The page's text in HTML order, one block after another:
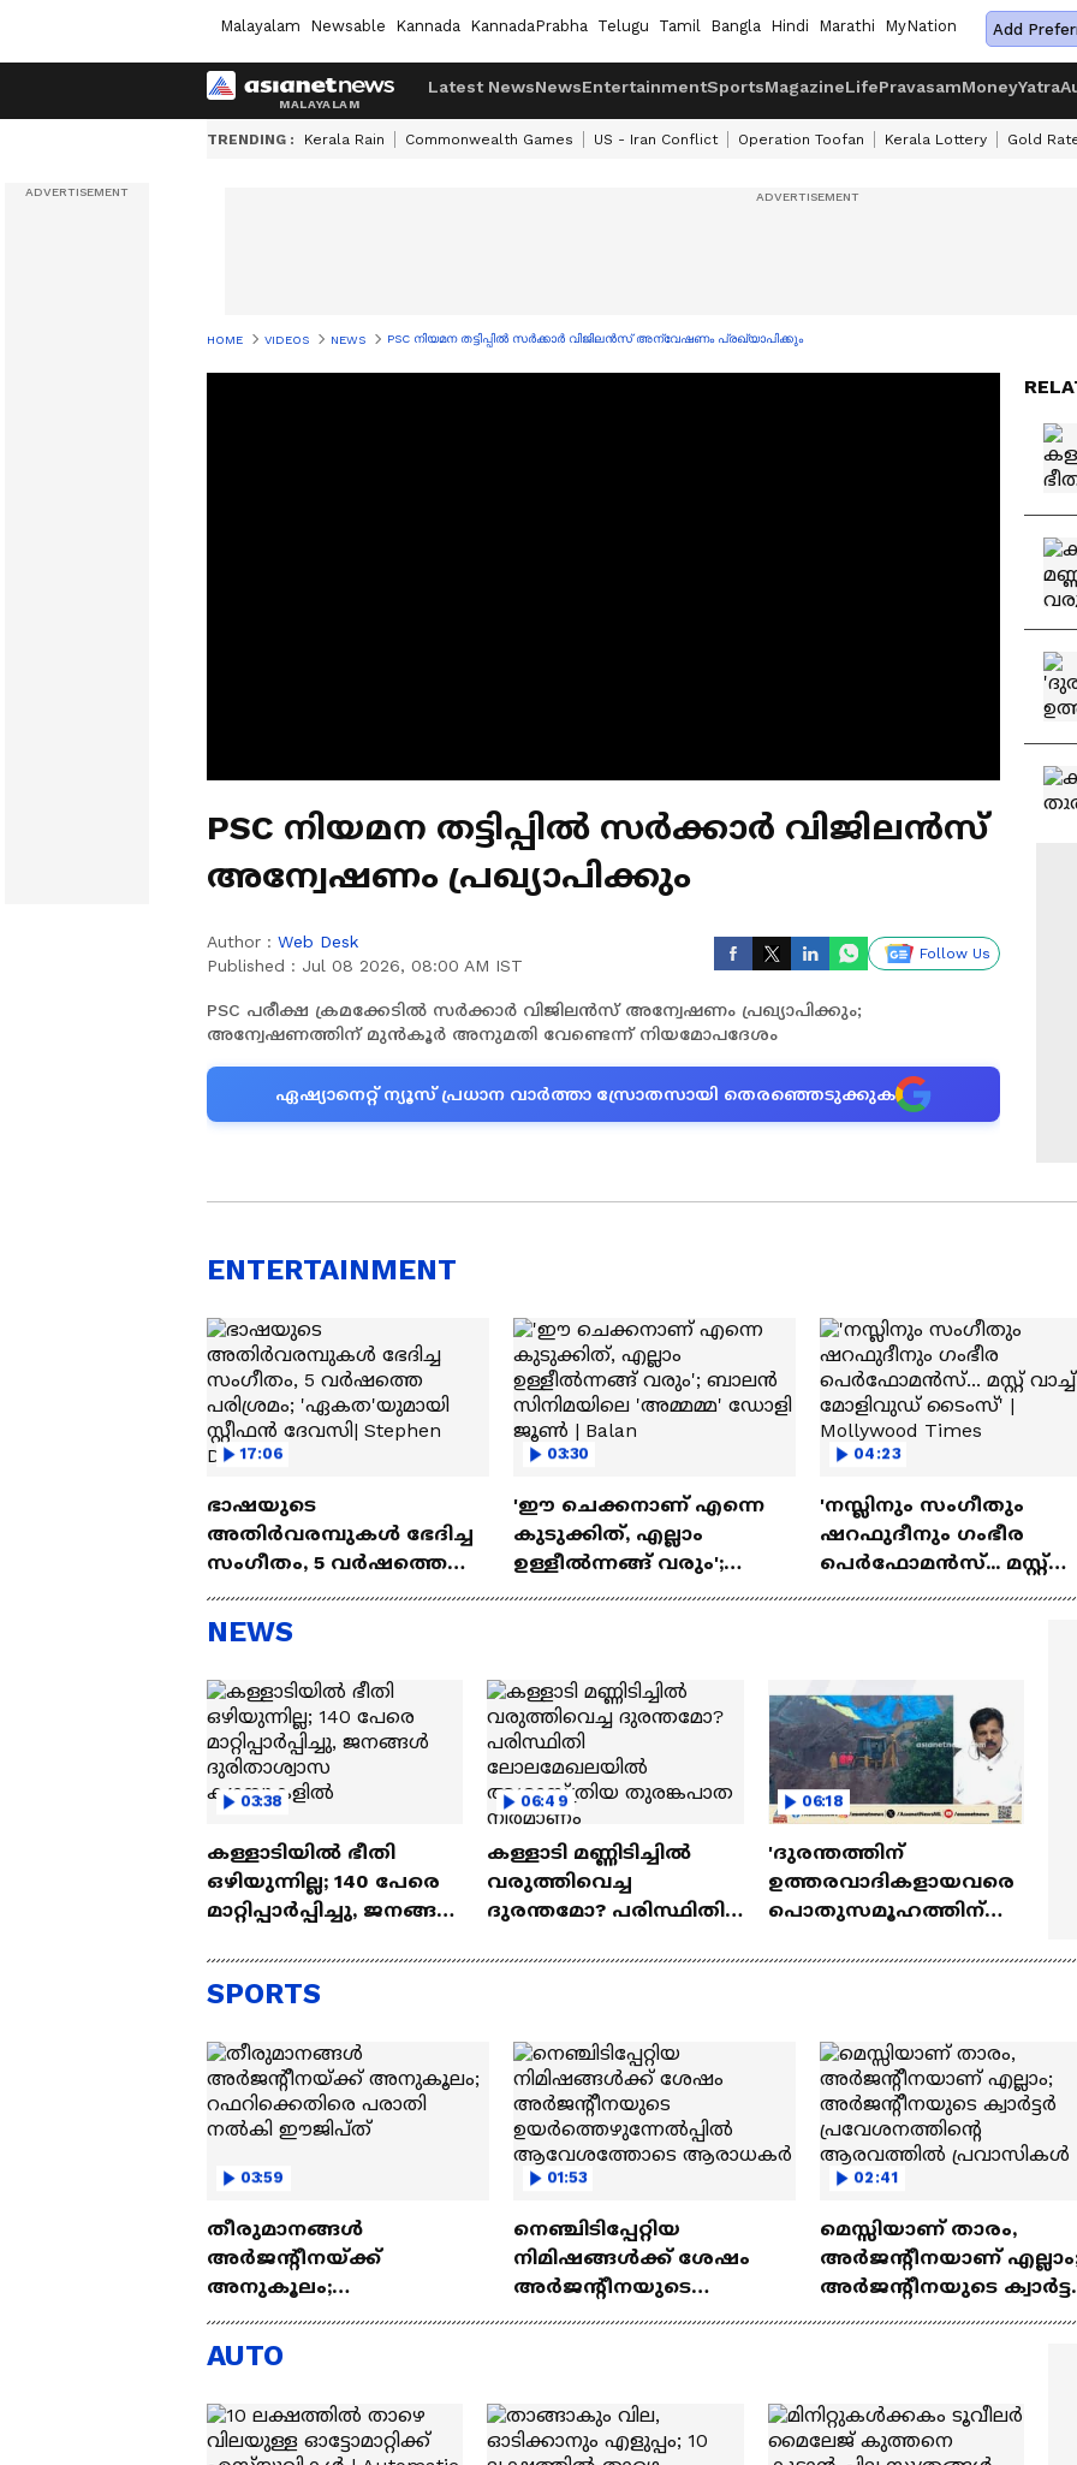
Malayalam Newsable Kannada KannadaPrabha Telugu Tamil Bangla Hindi Marathi MyNation Add
Latest NewsNewsEntertainmentSportsMagazineLifePravasamMoneyYatra
TRENDING : Kerala Rain Commonwealth Games US - Iran Conflict Operation Toofan Kerala Lottery Gold
HOME VIDEOS NEWS PSC നിയമന തട്ടിപ്പിൽ സർക്കാർ വിജിലൻസ് അന്വേഷണം പ്രഖ്യാപിക്കും
PSC നിയമന തട്ടിപ്പിൽ സർക്കാർ വിജിലൻസ്
അന്വേഷണം പ്രഖ്യാപിക്കും
Author : Web Desk
Published : Jul 08 2026, 08:00 AM IST
Follow Us
PSC പരീക്ഷ ക്രമക്കേടിൽ സർക്കാർ വിജിലൻസ് അന്വേഷണം പ്രഖ്യാപിക്കും;
അന്വേഷണത്തിന് മുൻകൂർ അനുമതി വേണ്ടെന്ന് നിയമോപദേശം
ഏഷ്യാനെറ്റ് ന്യൂസ് പ്രധാന വാർത്താ സ്രോതസായി തെരഞ്ഞെടുക്കുക
ENTERTAINMENT
17:06
ഭാഷയുടെ
അതിർവരമ്പുകൾ ഭേദിച്ച
സംഗീതം, 5 വർഷത്തെ
പരിശ്രമം; 'ഏകത'യുമായി
സ്റ്റീഫൻ ദേവസി| Stephen
03:30
'ഈ ചെക്കനാണ് എന്നെ
കുടുക്കിത്, എല്ലാം
ഉള്ളീൽന്നങ്ങ് വരും';
ബാലൻ സിനിമയിലെ
04:23
'നസ്ലിനും സംഗീതും
ഷറഫുദീനും ഗംഭീര
പെർഫോമൻസ്... മസ്റ്റ്
വാച്ച് മോളിവുഡ്
NEWS
03:38
കള്ളാടിയിൽ ഭീതി
ഒഴിയുന്നില്ല; 140 പേരെ
മാറ്റിപ്പാർപ്പിച്ചു, ജനങ്ങൾ
ക്യാമ്പുകളിൽ
06:49
കള്ളാടി മണ്ണിടിച്ചില്‍
വരുത്തിവെച്ച
ദുരന്തമോ? പരിസ്ഥിതി
അശാസ്ത്രിയ
06:18
'ദുരന്തത്തിന്
ഉത്തരവാദികളായവരെ
പൊതുസമൂഹത്തിന്
വരേണ്ടതുണ്ട്'
SPORTS
03:59
തീരുമാനങ്ങൾ
അർജന്റീനയ്ക്ക്
അനുകൂലം;
റഫറിക്കെതിരെ പരാതി
നൽകി ഈജിപ്ത്
01:53
നെഞ്ചിടിപ്പേറ്റിയ
നിമിഷങ്ങൾക്ക് ശേഷം
അർജന്റീനയുടെ
ഉയർത്തെഴുന്നേൽപ്പിൽ
02:41
മെസ്സിയാണ് താരം,
അർജന്റീനയാണ്
അർജന്റീനയുടെ
പ്രവേശനത്തിന്റെ
AUTO